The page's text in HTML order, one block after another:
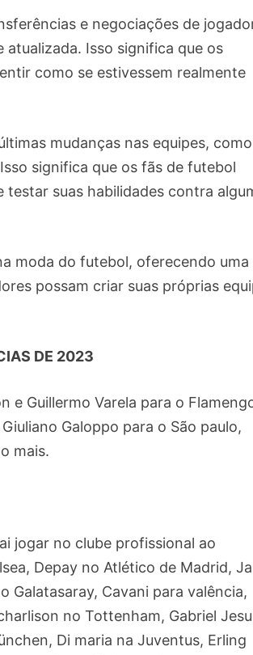
e negociações de
atualizada. Isso significa que os
como se estivessem realmente
mudanças nas equipes, como
significa que os fãs de futebol
suas habilidades contra
moda do futebol, oferecendo uma
possam criar suas próprias
DE 2023
e Guillermo Varela para o
Galoppo para o São paulo,
mais.
jogar no clube profissional ao
Depay no Atlético de Madrid,
Galatasaray, Cavani para valência,
no Tottenham, Gabriel
Di maria na Juventus, Erling